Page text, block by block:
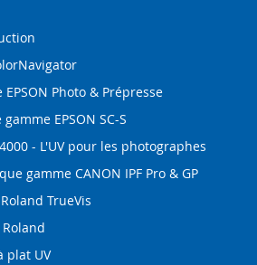
Photo & Prépresse
EPSON SC-S
- L'UV pour les photographes
gamme CANON IPF Pro & GP
TrueVis
plat UV